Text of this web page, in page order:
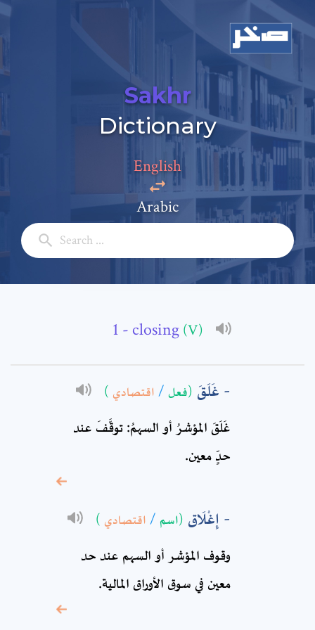
Sakhr
Dictionary
English
Arabic
- closing (V)
غَلَقَ (فعل / اقتصادي )
غَلَقَ المؤشرُ أو السهمُ: توقَّفَ عند
حدٍّ معين.
إِغْلَاق (اسم / اقتصادي )
وقوف المؤشر أو السهم عند حد
معين في سوق الأوراق المالية.
Add a comment
Email: *
Subject: *